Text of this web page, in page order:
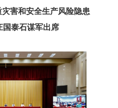
害和安全生产风险隐患
国泰石谋军出席